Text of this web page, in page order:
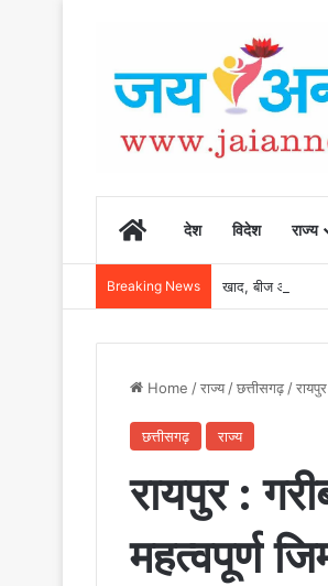
Homeदेश विदेश राज्य
Breaking News खाद, बीज और
Home /राज्य/छत्तीसगढ़/
छत्तीसगढ़ राज्य
रायपुर :
महत्वपूर्ण